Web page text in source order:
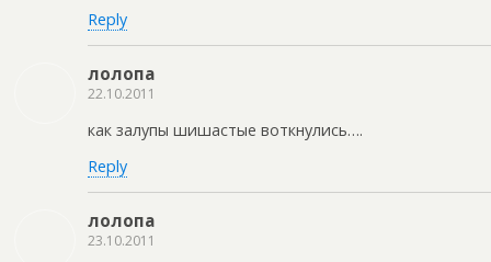
Reply
лолопа
22.10.2011
как залупы шишастые воткнулись….
Reply
лолопа
23.10.2011